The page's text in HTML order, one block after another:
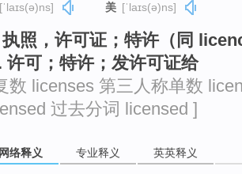
[ˈlaɪs(ə)ns] 美 [ˈlaɪs(ə)ns]
照，许可证；特许（同
许可；特许；发许可证给
数 licenses 第三人称单数
过去分词 licensed ]
网络释义 专业释义 英英释义